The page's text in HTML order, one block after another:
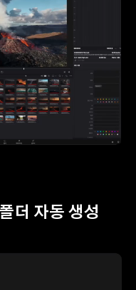
더 자동 생성